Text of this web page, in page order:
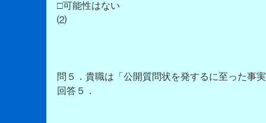
□可能性はない
⑵
問５．貴職は「公開質問状を発するに至った事
回答５．